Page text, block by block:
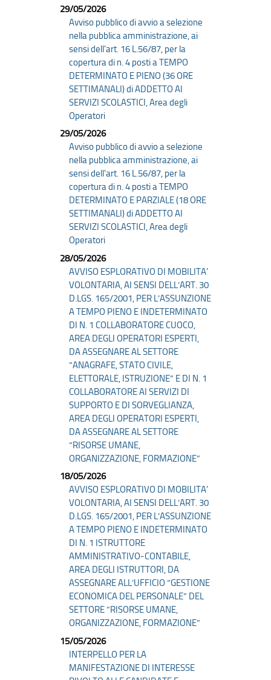
29/05/2026
Avviso pubblico di avvio a selezione
nella pubblica amministrazione, ai
sensi dell'art. 16 L.56/87, per la
copertura di n. 4 posti a TEMPO
DETERMINATO E PIENO (36 ORE
SETTIMANALI) di ADDETTO AI
SERVIZI SCOLASTICI, Area degli
Operatori
29/05/2026
Avviso pubblico di avvio a selezione
nella pubblica amministrazione, ai
sensi dell'art. 16 L.56/87, per la
copertura di n. 4 posti a TEMPO
DETERMINATO E PARZIALE (18 ORE
SETTIMANALI) di ADDETTO AI
SERVIZI SCOLASTICI, Area degli
Operatori
28/05/2026
AVVISO ESPLORATIVO DI MOBILITA'
VOLONTARIA, AI SENSI DELL’ART. 30
D.LGS. 165/2001, PER L’ASSUNZIONE
A TEMPO PIENO E INDETERMINATO
DI N. 1 COLLABORATORE CUOCO,
AREA DEGLI OPERATORI ESPERTI,
DA ASSEGNARE AL SETTORE
“ANAGRAFE, STATO CIVILE,
ELETTORALE, ISTRUZIONE” E DI N. 1
COLLABORATORE AI SERVIZI DI
SUPPORTO E DI SORVEGLIANZA,
AREA DEGLI OPERATORI ESPERTI,
DA ASSEGNARE AL SETTORE
“RISORSE UMANE,
ORGANIZZAZIONE, FORMAZIONE”
18/05/2026
AVVISO ESPLORATIVO DI MOBILITA'
VOLONTARIA, AI SENSI DELL’ART. 30
D.LGS. 165/2001, PER L’ASSUNZIONE
A TEMPO PIENO E INDETERMINATO
DI N. 1 ISTRUTTORE
AMMINISTRATIVO-CONTABILE,
AREA DEGLI ISTRUTTORI, DA
ASSEGNARE ALL’UFFICIO “GESTIONE
ECONOMICA DEL PERSONALE” DEL
SETTORE “RISORSE UMANE,
ORGANIZZAZIONE, FORMAZIONE”
15/05/2026
INTERPELLO PER LA
MANIFESTAZIONE DI INTERESSE